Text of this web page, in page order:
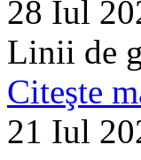
28 Iul
Linii de
Citeşte
21 Iul